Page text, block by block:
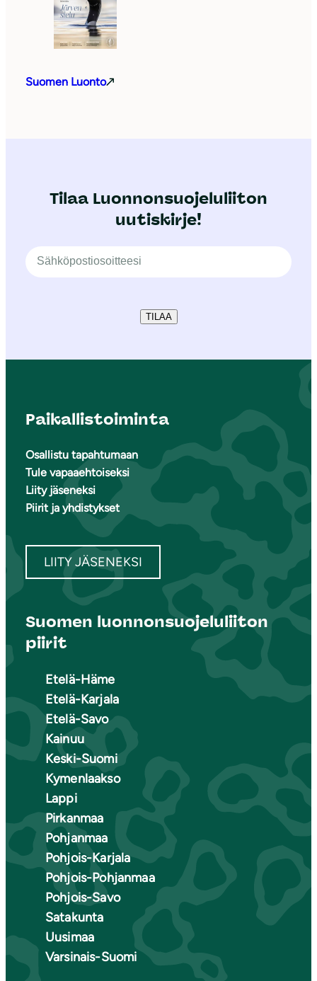
Suomen Luonto
Tilaa Luonnonsuojeluliiton
uutiskirje!
TILAA
Paikallistoiminta
Osallistu tapahtumaan
Tule vapaaehtoiseksi
Liity jäseneksi
Piirit ja yhdistykset
LIITY JÄSENEKSI
Suomen luonnonsuojeluliiton
piirit
Etelä-Häme
Etelä-Karjala
Etelä-Savo
Kainuu
Keski-Suomi
Kymenlaakso
Lappi
Pirkanmaa
Pohjanmaa
Pohjois-Karjala
Pohjois-Pohjanmaa
Pohjois-Savo
Satakunta
Uusimaa
Varsinais-Suomi